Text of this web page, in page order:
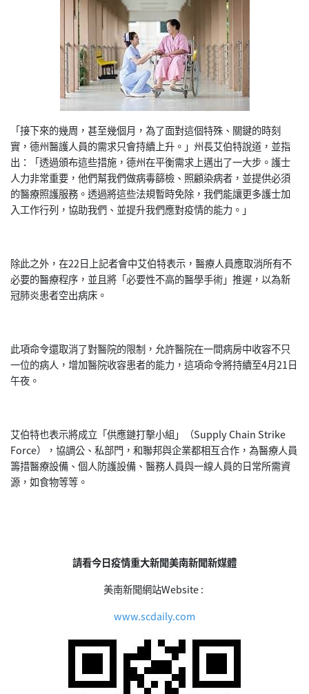
「接下來的幾周，甚至幾個月，為了面對這個特殊、關鍵的時刻
實，德州醫護人員的需求只會持續上升。」州長艾伯特說道，並指
出：「透過頒布這些措施，德州在平衡需求上邁出了一大步。護士
人力非常重要，他們幫我們做病毒篩檢、照顧染病者，並提供必須
的醫療照護服務。透過將這些法規暫時免除，我們能讓更多護士加
入工作行列，協助我們、並提升我們應對疫情的能力。」
除此之外，在22日上記者會中艾伯特表示，醫療人員應取消所有不
必要的醫療程序，並且將「必要性不高的醫學手術」推遲，以為新
冠肺炎患者空出病床。
此項命令還取消了對醫院的限制，允許醫院在一間病房中收容不只
一位的病人，增加醫院收容患者的能力，這項命令將持續至4月21日
午夜。
艾伯特也表示將成立「供應鏈打擊小組」（Supply Chain Strike
Force），協調公、私部門，和聯邦與企業都相互合作，為醫療人員
籌措醫療設備、個人防護設備、醫務人員與一線人員的日常所需資
源，如食物等等。
請看今日疫情重大新聞美南新聞新媒體
美南新聞網站Website :
www.scdaily.com